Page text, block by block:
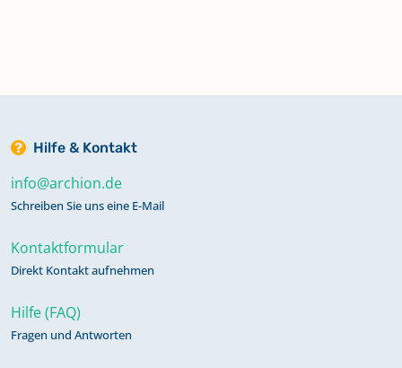
Hilfe & Kontakt
info@archion.de
Schreiben Sie uns eine E-Mail
Kontaktformular
Direkt Kontakt aufnehmen
Hilfe (FAQ)
Fragen und Antworten